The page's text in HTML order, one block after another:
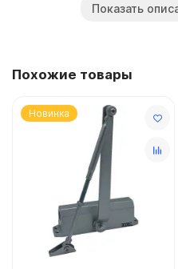
размещенная на данном
пожалуйста, обращайтесь в
Главная
Тех. поддержка
Доставка
Гарантия
Контакты
Где купить?
Дилерам Инсталляторам
Показать
Похожие товары
Новинка